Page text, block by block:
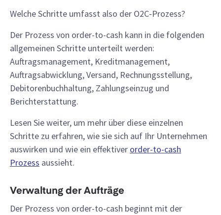
Welche Schritte umfasst also der O2C-Prozess?
Der Prozess von order-to-cash kann in die folgenden
allgemeinen Schritte unterteilt werden:
Auftragsmanagement, Kreditmanagement,
Auftragsabwicklung, Versand, Rechnungsstellung,
Debitorenbuchhaltung, Zahlungseinzug und
Berichterstattung.
Lesen Sie weiter, um mehr über diese einzelnen
Schritte zu erfahren, wie sie sich auf Ihr Unternehmen
auswirken und wie ein effektiver order-to-cash
Prozess aussieht.
Verwaltung der Aufträge
Der Prozess von order-to-cash beginnt mit der